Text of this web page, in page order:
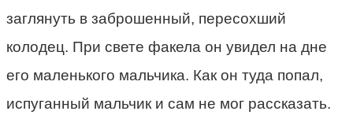
заглянуть в заброшенный, пересохший
колодец. При свете факела он увидел на дне
его маленького мальчика. Как он туда попал,
испуганный мальчик и сам не мог рассказать.